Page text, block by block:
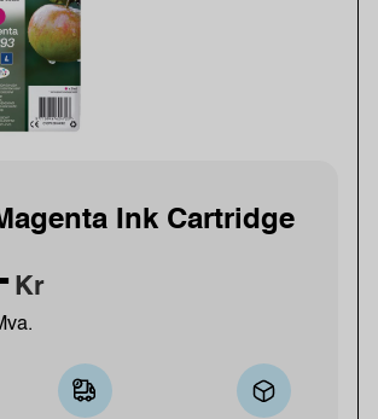
Ink Cartridge
Kr